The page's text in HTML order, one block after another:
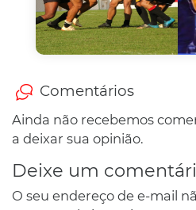
Comentários
Ainda não recebemos
a deixar sua opinião.
Deixe um
O seu endereço de e-mail